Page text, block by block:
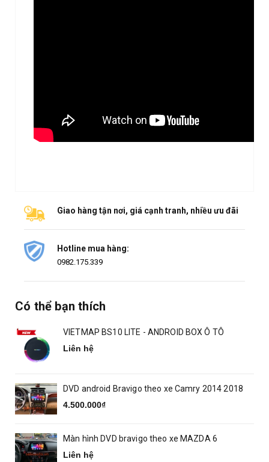
Giao hàng tận nơi, giá cạnh tranh, nhiều ưu đãi
Hotline mua hàng:
0982.175.339
Có thể bạn thích
VIETMAP BS10 LITE - ANDROID BOX Ô TÔ
Liên hệ
DVD android Bravigo theo xe Camry 2014 2018
4.500.000₫
Màn hình DVD bravigo theo xe MAZDA 6
Liên hệ